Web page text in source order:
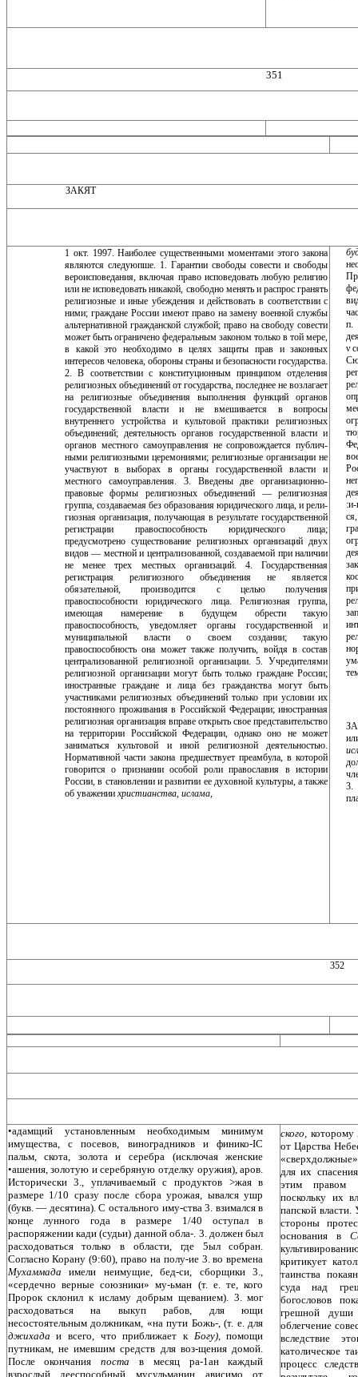
351
ЗАКЯТ
1 окт. 1997. Наиболее существенными моментами это­го закона
являются следуюпше. 1. Гарантии свободы совести и свободы
вероисповедания, включая право ис­поведовать любую религию
или не исповедовать ни­какой, свободно менять и распрос гранять
религиозные и иные убеждения и действовать в соответствии с
ними; граждане России имеют право на замену военной служ­бы
альтернативной гражданской службой; право на сво­боду совести
может быть ограничено федеральным за­коном только в той мере,
в какой это необходимо в це­лях защиты прав и законных
интересов человека, обороны страны и безопасности государства.
2. В соот­ветствии с конституционным принципом отделения
религиозных объединений от государства, последнее не возлагает
на религиозные объединения выполне­ния функций органов
государственной власти и не вмешивается в вопросы
внутреннего устройства и культовой практики религиозных
объединений; дея­тельность органов государственной власти и
органов местного самоуправления не сопровождается публич­
ными религиозными церемониями; религиозные организации не
участвуют в выборах в органы госу­дарственной власти и
местного самоуправления. 3. Введены две организационно-
правовые формы ре­лигиозных объединений — религиозная
группа, со­здаваемая без образования юридического лица, и рели­
гиозная организация, получающая в результате государ­ственной
регистрации правоспособность юридического лица;
предусмотрено существование религиозных орга­низаций двух
видов — местной и централизованной, создаваемой при наличии
не менее трех местных орга­низаций. 4. Государственная
регистрация религиозного объединения не является
обязательной, производится с целью получения
правоспособности юридического лица. Религиозная группа,
имеющая намерение в буду­щем обрести такую
правоспособность, уведомляет орга­ны государственной и
муниципальной власти о своем создании; такую
правоспособность она может также по­лучить, войдя в состав
централизованной религиозной организации. 5. Учредителями
религиозной организа­ции могут быть только граждане России;
иностранные граждане и лица без гражданства могут быть
участни­ками религиозных объединений только при условии их
постоянного проживания в Российской Федерации; иностранная
религиозная организация вправе открыть свое представительство
на территории Российской Федерации, однако оно не может
заниматься культо­вой и иной религиозной деятельностью.
Нормативной части закона предшествует преамбула, в которой
гово­рится о признании особой роли православия в исто­рии
России, в становлении и развитии ее духовной культуры, а также
об уважении христианства, ислама,
п.
ν
3.
352
•адамщий установленным необходимым миниму­м
имущества, с посевов, виноградников и финико-IC
пальм, скота, золота и серебра (исключая женские
•ашения, золотую и серебряную отделку оружия), аров.
Исторически 3., уплачиваемый с продуктов >жая в
размере 1/10 сразу после сбора урожая, ывался ушр
(букв. — десятина). С остального иму-ства 3. взимался в
конце лунного года в размере 1/40 оступал в
распоряжении кади (судьи) данной обла-. 3. должен был
расходоваться только в области, где 5ыл собран.
Согласно Корану (9:60), право на полу-ие 3. во времена
Мухаммадаимели неимущие, бед-си, сборщики 3.,
«сердечно верные союзники» му-ьман (т. е. те, кого
Пророк склонил к исламу добрым щеванием). 3. мог
расходоваться на выкуп рабов, для ющи
несостоятельным должникам, «на пути Божь-, (т. е. для
джихадаи всего, что приближает к Богу),помощи
путникам, не имевшим средств для воз-щения домой.
После окончанияпоста в месяц ра-1ан каждый
взрослый дееспособный мусульманин ависимо от
ского, которому
от Царства
для их
этим правом
поскольку их
папской
стороны
основания в
критикует
таинства
суда над
богословов
грешной души
облегчение
вследствие
католическое
процесс